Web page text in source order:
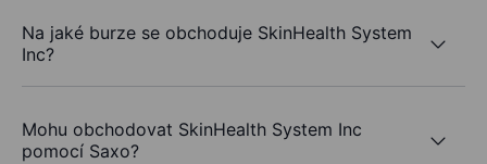
Na jaké burze se obchoduje SkinHealth System
Inc?
Mohu obchodovat SkinHealth System Inc
pomocí Saxo?